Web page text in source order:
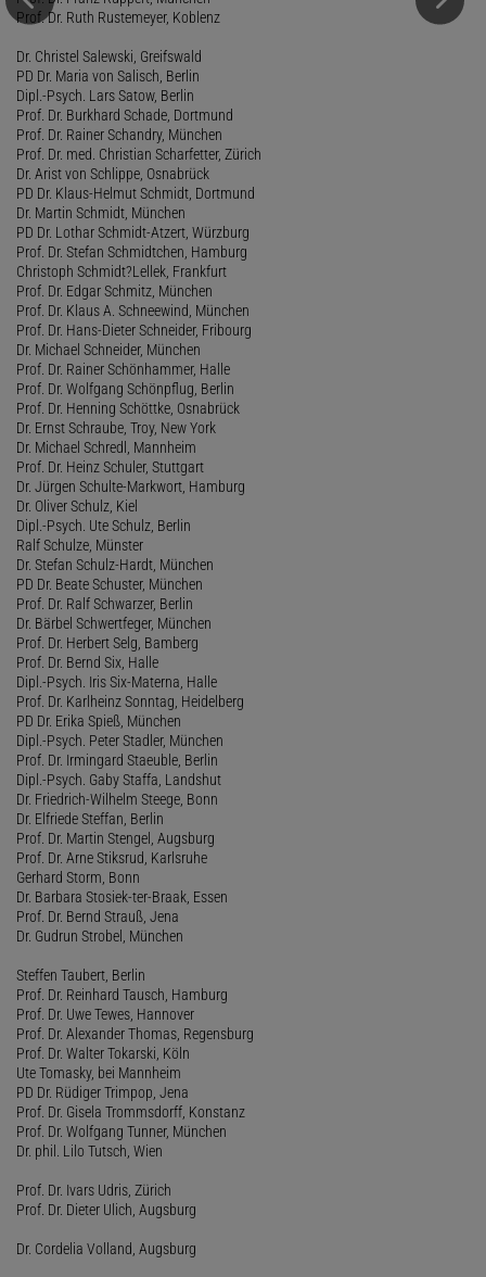
Prof. Dr. Ruth Rustemeyer, Koblenz
Dr. Christel Salewski, Greifswald
PD Dr. Maria von Salisch, Berlin
Dipl.-Psych. Lars Satow, Berlin
Prof. Dr. Burkhard Schade, Dortmund
Prof. Dr. Rainer Schandry, München
Prof. Dr. med. Christian Scharfetter, Zürich
Dr. Arist von Schlippe, Osnabrück
PD Dr. Klaus-Helmut Schmidt, Dortmund
Dr. Martin Schmidt, München
PD Dr. Lothar Schmidt-Atzert, Würzburg
Prof. Dr. Stefan Schmidtchen, Hamburg
Christoph Schmidt?Lellek, Frankfurt
Prof. Dr. Edgar Schmitz, München
Prof. Dr. Klaus A. Schneewind, München
Prof. Dr. Hans-Dieter Schneider, Fribourg
Dr. Michael Schneider, München
Prof. Dr. Rainer Schönhammer, Halle
Prof. Dr. Wolfgang Schönpflug, Berlin
Prof. Dr. Henning Schöttke, Osnabrück
Dr. Ernst Schraube, Troy, New York
Dr. Michael Schredl, Mannheim
Prof. Dr. Heinz Schuler, Stuttgart
Dr. Jürgen Schulte-Markwort, Hamburg
Dr. Oliver Schulz, Kiel
Dipl.-Psych. Ute Schulz, Berlin
Ralf Schulze, Münster
Dr. Stefan Schulz-Hardt, München
PD Dr. Beate Schuster, München
Prof. Dr. Ralf Schwarzer, Berlin
Dr. Bärbel Schwertfeger, München
Prof. Dr. Herbert Selg, Bamberg
Prof. Dr. Bernd Six, Halle
Dipl.-Psych. Iris Six-Materna, Halle
Prof. Dr. Karlheinz Sonntag, Heidelberg
PD Dr. Erika Spieß, München
Dipl.-Psych. Peter Stadler, München
Prof. Dr. Irmingard Staeuble, Berlin
Dipl.-Psych. Gaby Staffa, Landshut
Dr. Friedrich-Wilhelm Steege, Bonn
Dr. Elfriede Steffan, Berlin
Prof. Dr. Martin Stengel, Augsburg
Prof. Dr. Arne Stiksrud, Karlsruhe
Gerhard Storm, Bonn
Dr. Barbara Stosiek-ter-Braak, Essen
Prof. Dr. Bernd Strauß, Jena
Dr. Gudrun Strobel, München
Steffen Taubert, Berlin
Prof. Dr. Reinhard Tausch, Hamburg
Prof. Dr. Uwe Tewes, Hannover
Prof. Dr. Alexander Thomas, Regensburg
Prof. Dr. Walter Tokarski, Köln
Ute Tomasky, bei Mannheim
PD Dr. Rüdiger Trimpop, Jena
Prof. Dr. Gisela Trommsdorff, Konstanz
Prof. Dr. Wolfgang Tunner, München
Dr. phil. Lilo Tutsch, Wien
Prof. Dr. Ivars Udris, Zürich
Prof. Dr. Dieter Ulich, Augsburg
Dr. Cordelia Volland, Augsburg